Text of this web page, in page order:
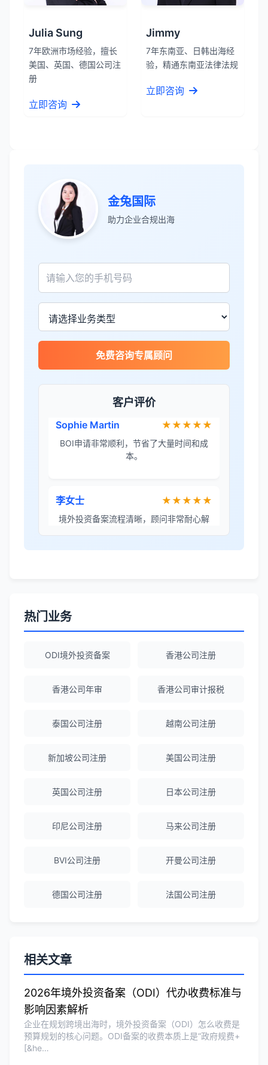
Julia Sung
7年欧洲市场经验，擅长
美国、英国、德国公司注
册
立即咨询
Jimmy
7年东南亚、日韩出海经
验，精通东南亚法律法规
立即咨询
金兔国际
助力企业合规出海
免费咨询专属顾问
客户评价
James Wilson ★★★★★
金兔国际帮我们完成了泰国建厂的所有法
王总 ★★★★☆
团队协助。
Sophie Martin ★★★★★
本。
李女士 ★★★★★
境外投资备案流程清晰，顾问非常耐心解
Robert Chen ★★★★☆
赖。
香港公司注册+银行开户一站式服务，省心
海外公司注册服务非常专业，顾问响应迅
越南公司注册全程指导，文件准备非常专
Michael Liu ★★★★☆
刘总 ★★★★★
Olivia Wang ★★★★★
香港公司注册和审计服务专业高效，非常
热门业务
ODI境外投资备案 香港公司注册
香港公司年审 香港公司审计报税
泰国公司注册 越南公司注册
新加坡公司注册 美国公司注册
英国公司注册 日本公司注册
印尼公司注册 马来公司注册
BVI公司注册 开曼公司注册
德国公司注册 法国公司注册
相关文章
2026年境外投资备案（ODI）代办收费标准与
影响因素解析
企业在规划跨境出海时，境外投资备案（ODI）怎么收费是
预算规划的核心问题。ODI备案的收费本质上是“政府规费+
[&he…